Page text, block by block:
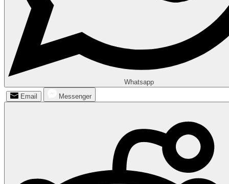
Whatsapp
Email
Messenger